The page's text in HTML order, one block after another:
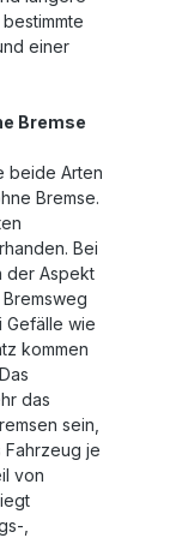
einer
Bremse
beide Arten
Bremse.
Bei
der Aspekt
Gefälle wie
kommen
das
sein,
je
von
,